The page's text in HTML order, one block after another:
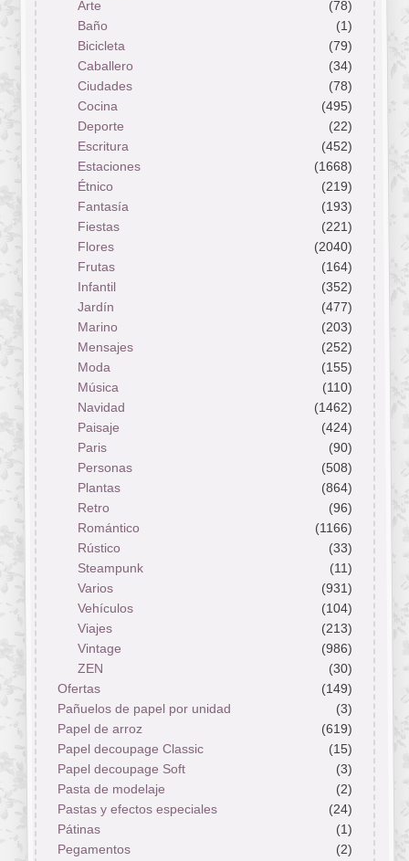
Arte
(78)
Baño
(1)
Bicicleta
(79)
Caballero
(34)
Ciudades
(78)
Cocina
(495)
Deporte
(22)
Escritura
(452)
Estaciones
(1668)
Étnico
(219)
Fantasía
(193)
Fiestas
(221)
Flores
(2040)
Frutas
(164)
Infantil
(352)
Jardín
(477)
Marino
(203)
Mensajes
(252)
Moda
(155)
Música
(110)
Navidad
(1462)
Paisaje
(424)
Paris
(90)
Personas
(508)
Plantas
(864)
Retro
(96)
Romántico
(1166)
Rústico
(33)
Steampunk
(11)
Varios
(931)
Vehículos
(104)
Viajes
(213)
Vintage
(986)
ZEN
(30)
Ofertas
(149)
Pañuelos de papel por unidad
(3)
Papel de arroz
(619)
Papel decoupage Classic
(15)
Papel decoupage Soft
(3)
Pasta de modelaje
(2)
Pastas y efectos especiales
(24)
Pátinas
(1)
Pegamentos
(2)